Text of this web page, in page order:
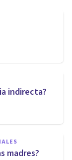
indirecta?
madres?